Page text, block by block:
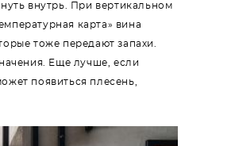
внутрь. При вертикальном
карта» вина
тоже передают запахи.
Еще лучше, если
появиться плесень,